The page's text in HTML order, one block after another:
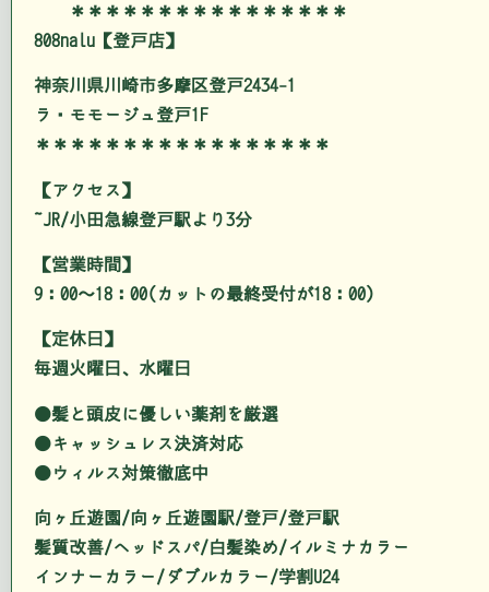
＊＊＊＊＊＊＊＊＊＊＊＊＊＊＊＊
808nalu【登戸店】
神奈川県川崎市多摩区登戸2434-1
ラ・モモージュ登戸1F
＊＊＊＊＊＊＊＊＊＊＊＊＊＊＊＊＊
【アクセス】
JR/小田急線登戸駅より3分
【営業時間】
9：00～18：00(カットの最終受付が18：00)
【定休日】
毎週火曜日、水曜日
●髪と頭皮に優しい薬剤を厳選
●キャッシュレス決済対応
●ウィルス対策徹底中
向ヶ丘遊園/向ヶ丘遊園駅/登戸/登戸駅
髪質改善/ヘッドスパ/白髪染め/イルミナカラー
インナーカラー/ダブルカラー/学割U24